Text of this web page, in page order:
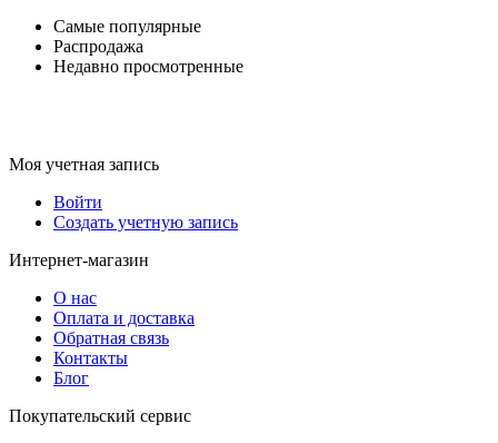
Самые популярные
Распродажа
Недавно просмотренные
Моя учетная запись
Войти
Создать учетную запись
Интернет-магазин
О нас
Оплата и доставка
Обратная связь
Контакты
Блог
Покупательский сервис